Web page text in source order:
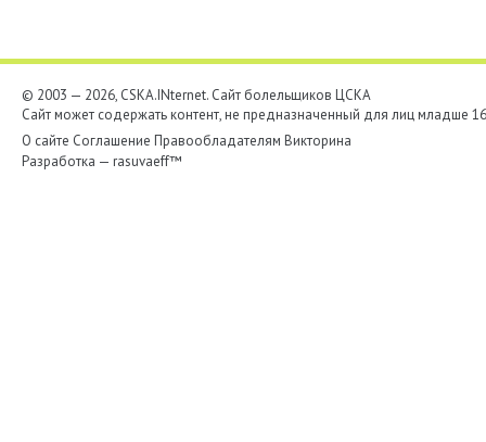
© 2003 — 2026, CSKA.INternet. Cайт болельщиков ЦСКА
Сайт может содержать контент, не предназначенный для лиц младше
О сайте Соглашение Правообладателям Викторина
Разработка — rasuvaeff™